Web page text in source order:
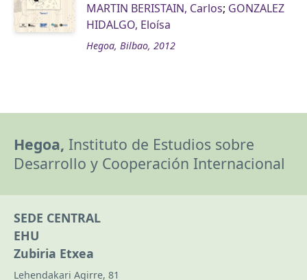
MARTIN BERISTAIN, Carlos; GONZALEZ
HIDALGO, Eloísa
Hegoa, Bilbao, 2012
Hegoa, Instituto de Estudios sobre
Desarrollo y Cooperación Internacional
SEDE CENTRAL
EHU
Zubiria Etxea
Lehendakari Agirre, 81